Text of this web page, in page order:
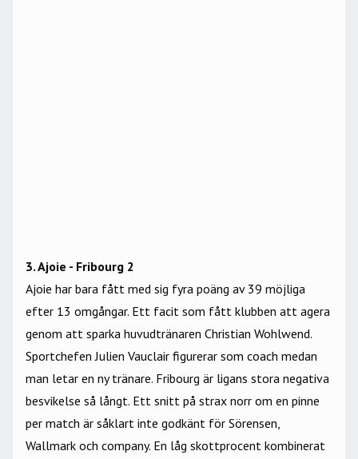
3. Ajoie - Fribourg 2
Ajoie har bara fått med sig fyra poäng av 39 möjliga
efter 13 omgångar. Ett facit som fått klubben att agera
genom att sparka huvudtränaren Christian Wohlwend.
Sportchefen Julien Vauclair figurerar som coach medan
man letar en ny tränare. Fribourg är ligans stora negativa
besvikelse så långt. Ett snitt på strax norr om en pinne
per match är såklart inte godkänt för Sörensen,
Wallmark och company. En låg skottprocent kombinerat